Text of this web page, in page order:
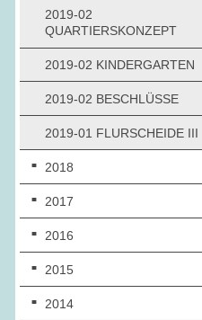
2019-02
QUARTIERSKONZEPT
2019-02 KINDERGARTEN
2019-02 BESCHLÜSSE
2019-01 FLURSCHEIDE III
2018
2017
2016
2015
2014